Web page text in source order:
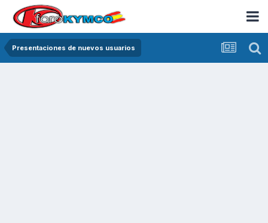
Presentaciones de nuevos usuarios